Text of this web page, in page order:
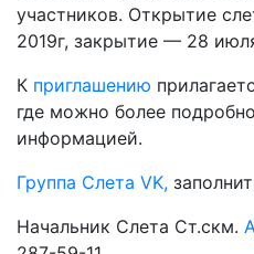
участников. Открытие
2019г, закрытие — 28
К приглашению
где можно более
информацией.
Группа Слета VK,
Начальник Слета Ст.скм.